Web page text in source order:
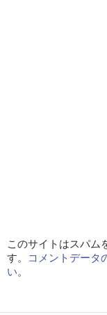
このサイトはスパム
す。
コメントデータ
い。